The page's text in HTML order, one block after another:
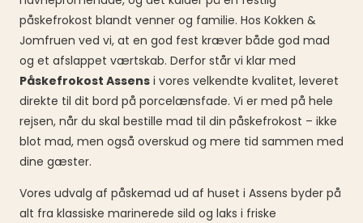
påskefrokost blandt venner og familie. Hos Kokken &
Jomfruen ved vi, at en god fest kræver både god mad
og et afslappet værtskab. Derfor står vi klar med
Påskefrokost Assens i vores velkendte kvalitet, leveret
direkte til dit bord på porcelænsfade. Vi er med på hele
rejsen, når du skal bestille mad til din påskefrokost – ikke
blot mad, men også overskud og mere tid sammen med
dine gæster.
Vores udvalg af påskemad ud af huset i Assens byder på
alt fra klassiske marinerede sild og laks i friske